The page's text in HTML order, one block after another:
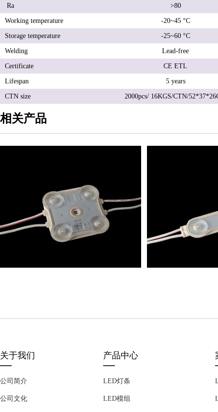
Ra >80
Working temperature -20~45 °C
Storage temperature -25~60 °C
Welding Lead-free
Certificate CE ETL
Lifespan 5 years
CTN size 2000pcs/ 16KGS/CTN/
相关产品
关于我们
公司简介
公司文化
产品中心
LED灯条
LED模组